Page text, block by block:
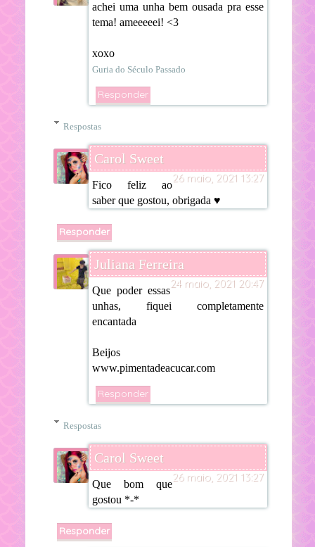
achei uma unha bem ousada pra esse
tema! ameeeeei! <3
xoxo
Guria do Século Passado
Responder
Respostas
Carol Sweet
26 maio, 2021 13:27
Fico feliz ao
saber que gostou, obrigada ♥
Responder
Juliana Ferreira
24 maio, 2021 20:47
Que poder essas
unhas, fiquei completamente
encantada
Beijos
www.pimentadeacucar.com
Responder
Respostas
Carol Sweet
26 maio, 2021 13:27
Que bom que
gostou *-*
Responder